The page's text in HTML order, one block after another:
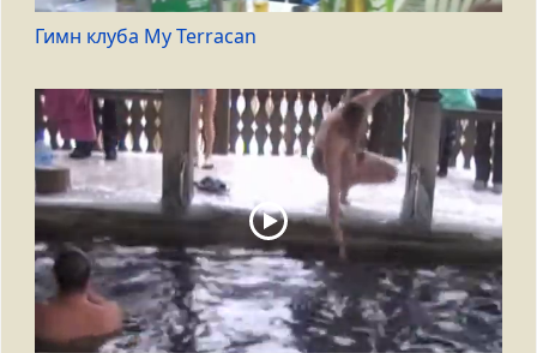
Гимн клуба My Terracan